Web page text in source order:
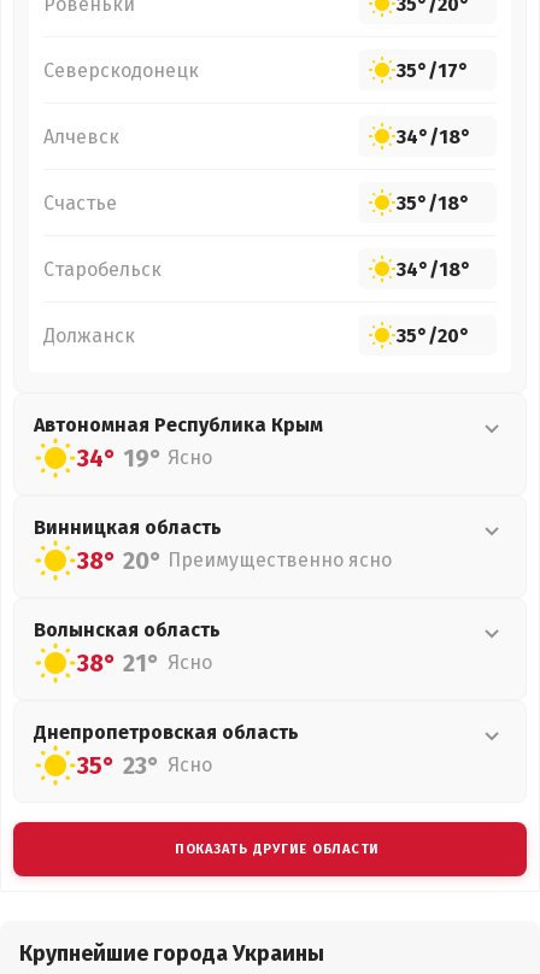
Северскодонецк 35°/17°
Алчевск 34°/18°
Счастье 35°/18°
Старобельск 34°/18°
Должанск 35°/20°
Автономная Республика Крым
34° 19° Ясно
Винницкая область
38° 20° Преимущественно ясно
Волынская область
38° 21° Ясно
Днепропетровская область
35° 23° Ясно
ПОКАЗАТЬ ДРУГИЕ ОБЛАСТИ
Крупнейшие города Украины